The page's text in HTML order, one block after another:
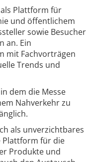
Plattform für
und öffentlichem
sowie Besucher
an. Ein
mit Fachvorträgen
Trends und
dem die Messe
Nahverkehr zu
als unverzichtbares
Plattform für die
Produkte und